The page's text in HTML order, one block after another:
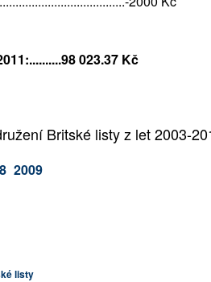
023.37 Kč
Britské listy z let 2003-
2009
listy